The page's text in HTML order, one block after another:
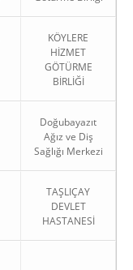
KÖYLERE
HİZMET
GÖTÜRME
BİRLİĞİ
Doğubayazıt
Ağız ve Diş
Sağlığı Merkezi
TAŞLIÇAY
DEVLET
HASTANESİ